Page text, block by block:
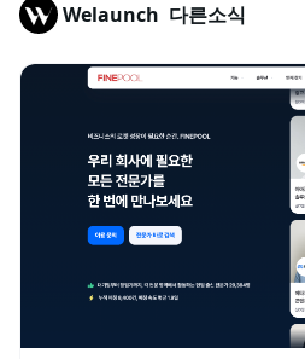
Welaunch 다른소식